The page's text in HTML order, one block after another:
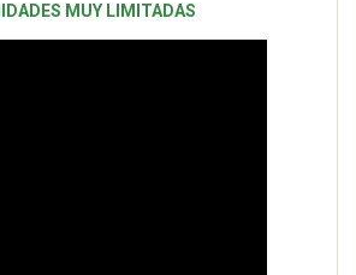
MUY LIMITADAS